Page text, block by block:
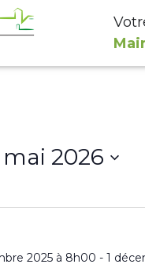
mai 2026
2025 à 8h00 - 1